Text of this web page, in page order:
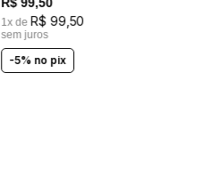
1x de R$ 99, 50
sem juros
-5% no pix